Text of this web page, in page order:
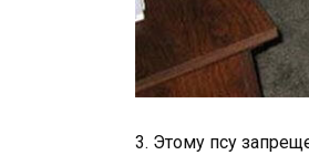
3. Этому псу